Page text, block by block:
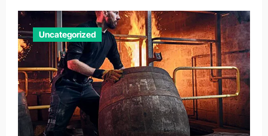
Uncategorized